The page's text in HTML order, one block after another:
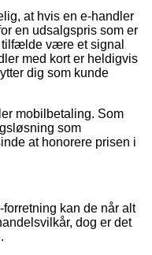
at hvis en e-handler
en udsalgspris som er
være et signal
med kort er heldigvis
dig som kunde
mobilbetaling. Som
som
at honorere prisen i
kan de når alt
dog er det